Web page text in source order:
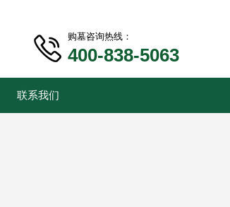
购墓咨询热线：
400-838-5063
联系我们